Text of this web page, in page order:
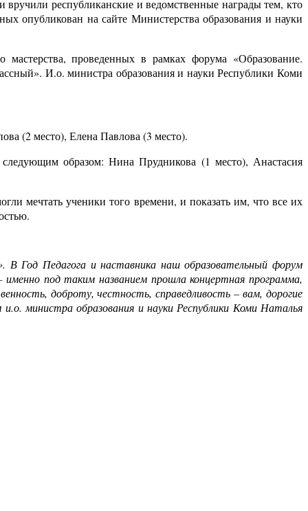
республиканские и ведомственные награды тем, кто
опубликован на сайте Министерства образования и науки
проведенных в рамках форума «Образование.
И.о. министра образования и науки Республики Коми
(2 место), Елена Павлова (3 место).
следующим образом: Нина Прудникова (1 место), Анастасия
мечтать ученики того времени, и показать им, что все их
В Год Педагога и наставника наш образовательный форум
под таким названием прошла концертная программа,
доброту, честность, справедливость – вам, дорогие
министра образования и науки Республики Коми Наталья